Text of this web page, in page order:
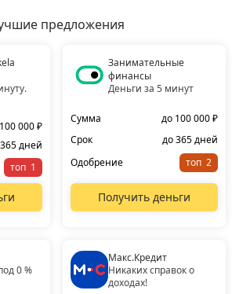
предложения
000 ₽
дней
топ
Занимательные
финансы
Деньги за 5 минут
Сумма
до 100 000 ₽
Срок
до 365 дней
Одобрение
топ
Получить деньги
0 %
Макс.Кредит
Никаких справок о
доходах!